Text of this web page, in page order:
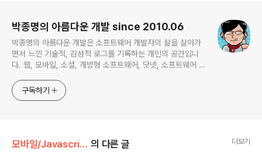
박종명의 아름다운 개발 since 2010.06
박종명의 아름다운 개발은 소프트웨어 개발자의 삶을 살아가
면서 느낀 기술적, 감성적 로그를 기록하는 개인의 공간입니
다. 웹, 모바일, 소셜, 개방형 소프트웨어, 닷넷, 소프트웨어 공
술 분야를 위주로 글을 채워나갈 예정입니다. 간혹 무의미한
잡설도 포함한채...
구독하기
모바일/Javascript 의 다른 글 더보기